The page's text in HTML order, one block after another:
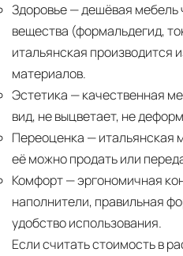
Здоровье— дешёвая мебель
вещества (формальдегид,
итальянская производится
материалов.
Эстетика — качественная
вид, не выцветает, не
Переоценка — итальянская
её можно продать или
Комфорт— эргономичная
наполнители, правильная
удобство использования.
Если считать стоимость в